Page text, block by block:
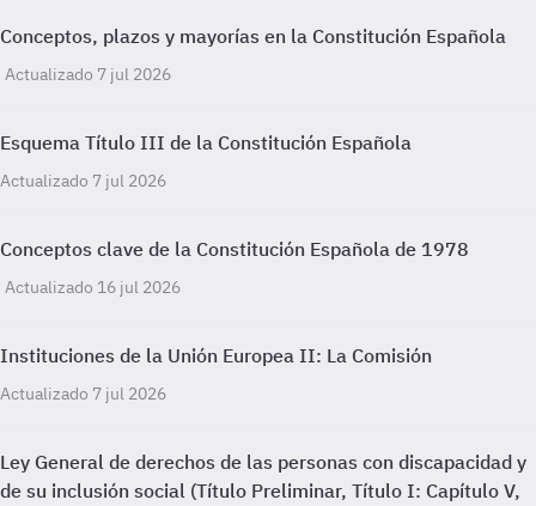
Conceptos, plazos y mayorías en la Constitución Española
Actualizado 7 jul 2026
Esquema Título III de la Constitución Española
Actualizado 7 jul 2026
Conceptos clave de la Constitución Española de 1978
Actualizado 16 jul 2026
Instituciones de la Unión Europea II: La Comisión
Actualizado 7 jul 2026
Ley General de derechos de las personas con discapacidad y
de su inclusión social (Título Preliminar, Título I: Capítulo V,